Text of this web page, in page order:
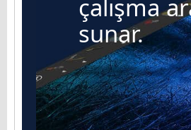
çalışma
sunar.